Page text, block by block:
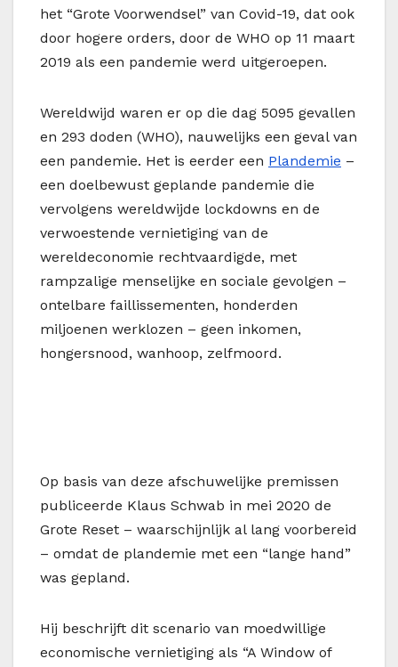
het “Grote Voorwendsel” van Covid-19, dat ook
door hogere orders, door de WHO op 11 maart
2019 als een pandemie werd uitgeroepen.
Wereldwijd waren er op die dag 5095 gevallen
en 293 doden (WHO), nauwelijks een geval van
een pandemie. Het is eerder een Plandemie –
een doelbewust geplande pandemie die
vervolgens wereldwijde lockdowns en de
verwoestende vernietiging van de
wereldeconomie rechtvaardigde, met
rampzalige menselijke en sociale gevolgen –
ontelbare faillissementen, honderden
miljoenen werklozen – geen inkomen,
hongersnood, wanhoop, zelfmoord.
Op basis van deze afschuwelijke premissen
publiceerde Klaus Schwab in mei 2020 de
Grote Reset – waarschijnlijk al lang voorbereid
– omdat de plandemie met een “lange hand”
was gepland.
Hij beschrijft dit scenario van moedwillige
economische vernietiging als “A Window of